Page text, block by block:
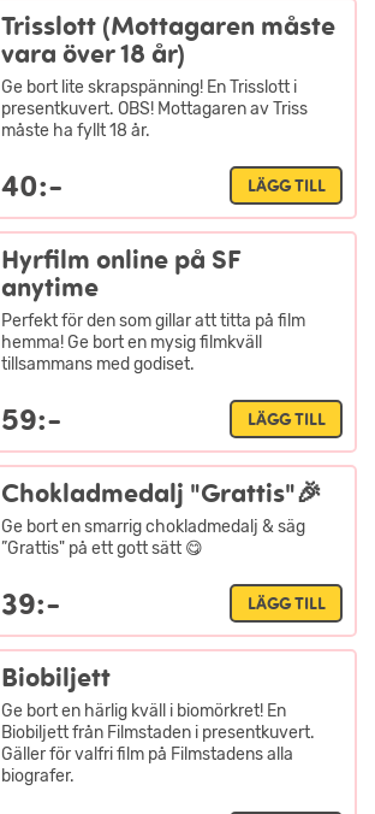
Trisslott (Mottagaren måste
vara över 18 år)
Ge bort lite skrapspänning! En Trisslott i
presentkuvert. OBS! Mottagaren av Triss
måste ha fyllt 18 år.
40:- LÄGG TILL
Hyrfilm online på SF
anytime
Perfekt för den som gillar att titta på film
hemma! Ge bort en mysig filmkväll
tillsammans med godiset.
59:- LÄGG TILL
Chokladmedalj "Grattis"🎉
Ge bort en smarrig chokladmedalj & säg
”Grattis" på ett gott sätt 😋
39:- LÄGG TILL
Biobiljett
Ge bort en härlig kväll i biomörkret! En
Biobiljett från Filmstaden i presentkuvert.
Gäller för valfri film på Filmstadens alla
biografer.